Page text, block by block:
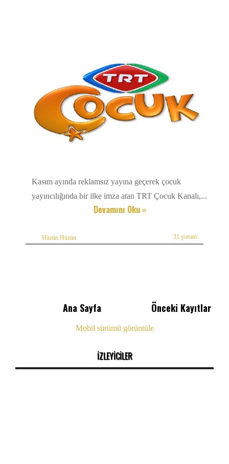
Kasım ayında reklamsız yayına geçerek çocuk
yayıncılığında bir ilke imza atan TRT Çocuk Kanalı,...
Devamını Oku »
Hüzün Hüzün 31 yorum:
Önceki Kayıtlar
Ana Sayfa
Mobil sürümü görüntüle
İZLEYİCİLER